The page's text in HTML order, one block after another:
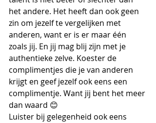
het andere. Het heeft dan ook geen
zin om jezelf te vergelijken met
anderen, want er is er maar één
zoals jij. En jij mag blij zijn met je
authentieke zelve. Koester de
complimentjes die je van anderen
krijgt en geef jezelf ook eens een
complimentje. Want jij bent het meer
dan waard 😊
Luister bij gelegenheid ook eens